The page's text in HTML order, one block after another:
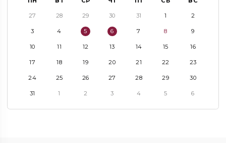
27 28 29 30 31 1 2
3 4 5 6 7 8 9
10 11 12 13 14 15 16
17 18 19 20 21 22 23
24 25 26 27 28 29 30
31 1 2 3 4 5 6